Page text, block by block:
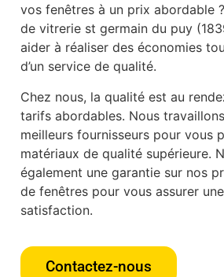
vos fenêtres à un prix abordable
de vitrerie st germain du puy
aider à réaliser des économies
d’un service de qualité.
Chez nous, la qualité est au
tarifs abordables. Nous
meilleurs fournisseurs pour vous
matériaux de qualité supérieure.
également une garantie sur nos
de fenêtres pour vous assurer
satisfaction.
Contactez-nous